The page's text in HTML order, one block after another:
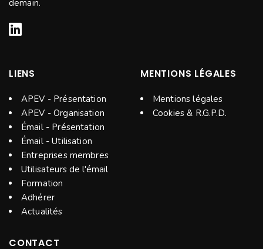
demain.
LIENS
APEV - Présentation
APEV - Organisation
Émail - Présentation
Émail - Utilisation
Entreprises membres
Utilisateurs de l'émail
Formation
Adhérer
Actualités
MENTIONS LÉGALES
Mentions légales
Cookies & R.G.P.D.
CONTACT